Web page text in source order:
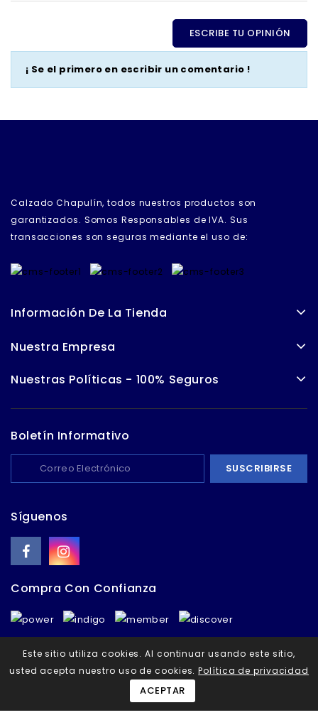
ESCRIBE TU OPINIÓN
¡ Se el primero en escribir un comentario !
Calzado Chapulín, todos nuestros productos son
garantizados. Somos Responsables de IVA. Sus
transacciones son seguras mediante el uso de:
Información De La Tienda
Nuestra Empresa
Nuestras Políticas - 100% Seguros
Este sitio utiliza cookies. Al continuar usando este sitio,
usted acepta nuestro uso de cookies. Política de privacidad
ACEPTAR
Boletín Informativo
Síguenos
Compra Con Confianza
© 2026 - Todos los derechos reservados - Calzado Chapulín
- Bogotá, Colombia